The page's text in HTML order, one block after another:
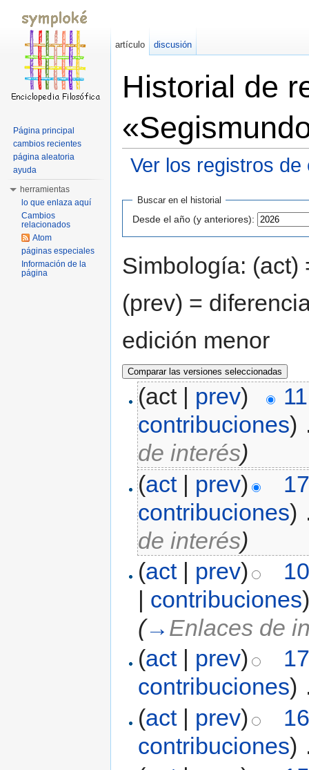
Historial de
Ver los registros de
Buscar en el historial
Desde el año (y anteriores):
Simbología: (act)
(prev) =
edición menor
(act | prev)
contribuciones)
de interés)
(act| prev)
contribuciones)
de interés)
(act| prev)
| contribuciones
(→ Enlaces de
(act| prev)
contribuciones)
(act| prev)
contribuciones)
artículo discusión
Página principal
cambios recientes
página aleatoria
ayuda
herramientas
lo que enlaza aquí
Cambios
relacionados
Atom
páginas especiales
Información de la
página